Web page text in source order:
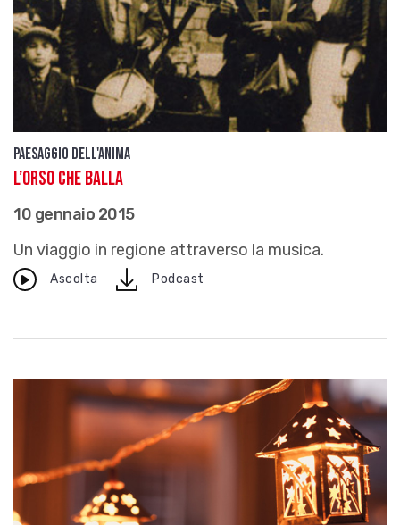
Paesaggio dell'anima
L’orso che balla
10 gennaio 2015
Un viaggio in regione attraverso la musica.
Ascolta downloadPodcast